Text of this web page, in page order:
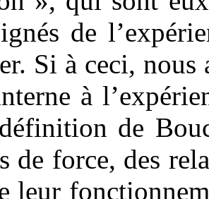
de
Si à ceci, nous
à
de
de force, des
leur